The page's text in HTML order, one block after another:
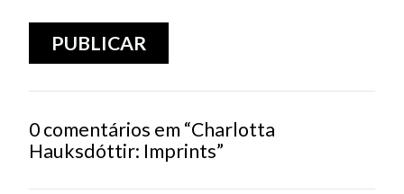
0 comentários em “Charlotta
Hauksdóttir: Imprints”